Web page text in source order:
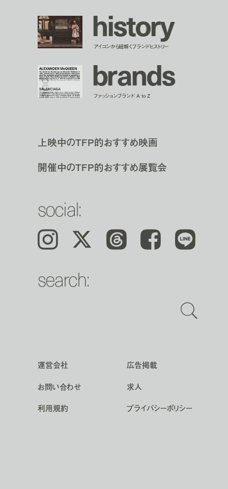
history
アイコンから紐解くブランドヒストリー
brands
ファッションブランド A to Z
上映中のTFP的おすすめ映画
開催中のTFP的おすすめ展覧会
social:
Instagram 𝕏 Threads Facebook LINE
search:
運営会社
広告掲載
お問い合わせ
求人
利用規約 プライバシーポリシー